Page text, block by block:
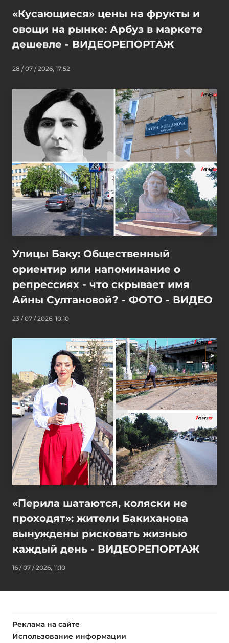
«Кусающиеся» цены на фрукты и
овощи на рынке: Арбуз в маркете
дешевле - ВИДЕОРЕПОРТАЖ
28 / 07 / 2026, 17:52
Улицы Баку: Общественный
ориентир или напоминание о
репрессиях - что скрывает имя
Айны Султановой? - ФОТО - ВИДЕО
23 / 07 / 2026, 10:10
«Перила шатаются, коляски не
проходят»: жители Бакиханова
вынуждены рисковать жизнью
каждый день - ВИДЕОРЕПОРТАЖ
16 / 07 / 2026, 11:10
Реклама на сайте
Использование информации